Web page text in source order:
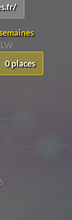
0 places